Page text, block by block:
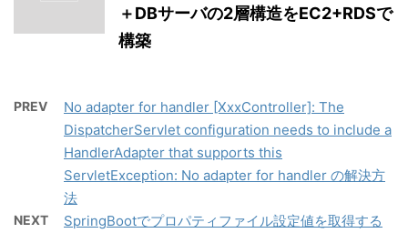
＋DBサーバの2層構造をEC2+RDSで
構築
PREV
No adapter for handler [XxxController]: The
DispatcherServlet configuration needs to include a
HandlerAdapter that supports this
ServletException: No adapter for handler の解決方
法
NEXT SpringBootでプロパティファイル設定値を取得する